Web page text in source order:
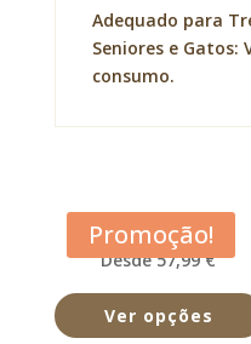
Adequado para
Seniores e Gatos:
consumo.
Promoção!
Acana Adult Dog
Desde 57,99 €
Ver opções